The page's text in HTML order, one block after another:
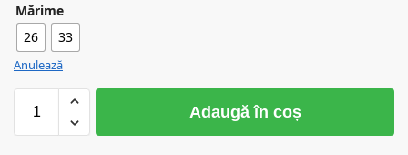
Mărime
26
33
Anulează
Adaugă în coș